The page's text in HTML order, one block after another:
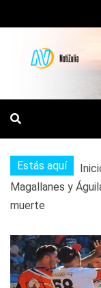
al
contenido
Estás aquí
Magallanes y
muerte